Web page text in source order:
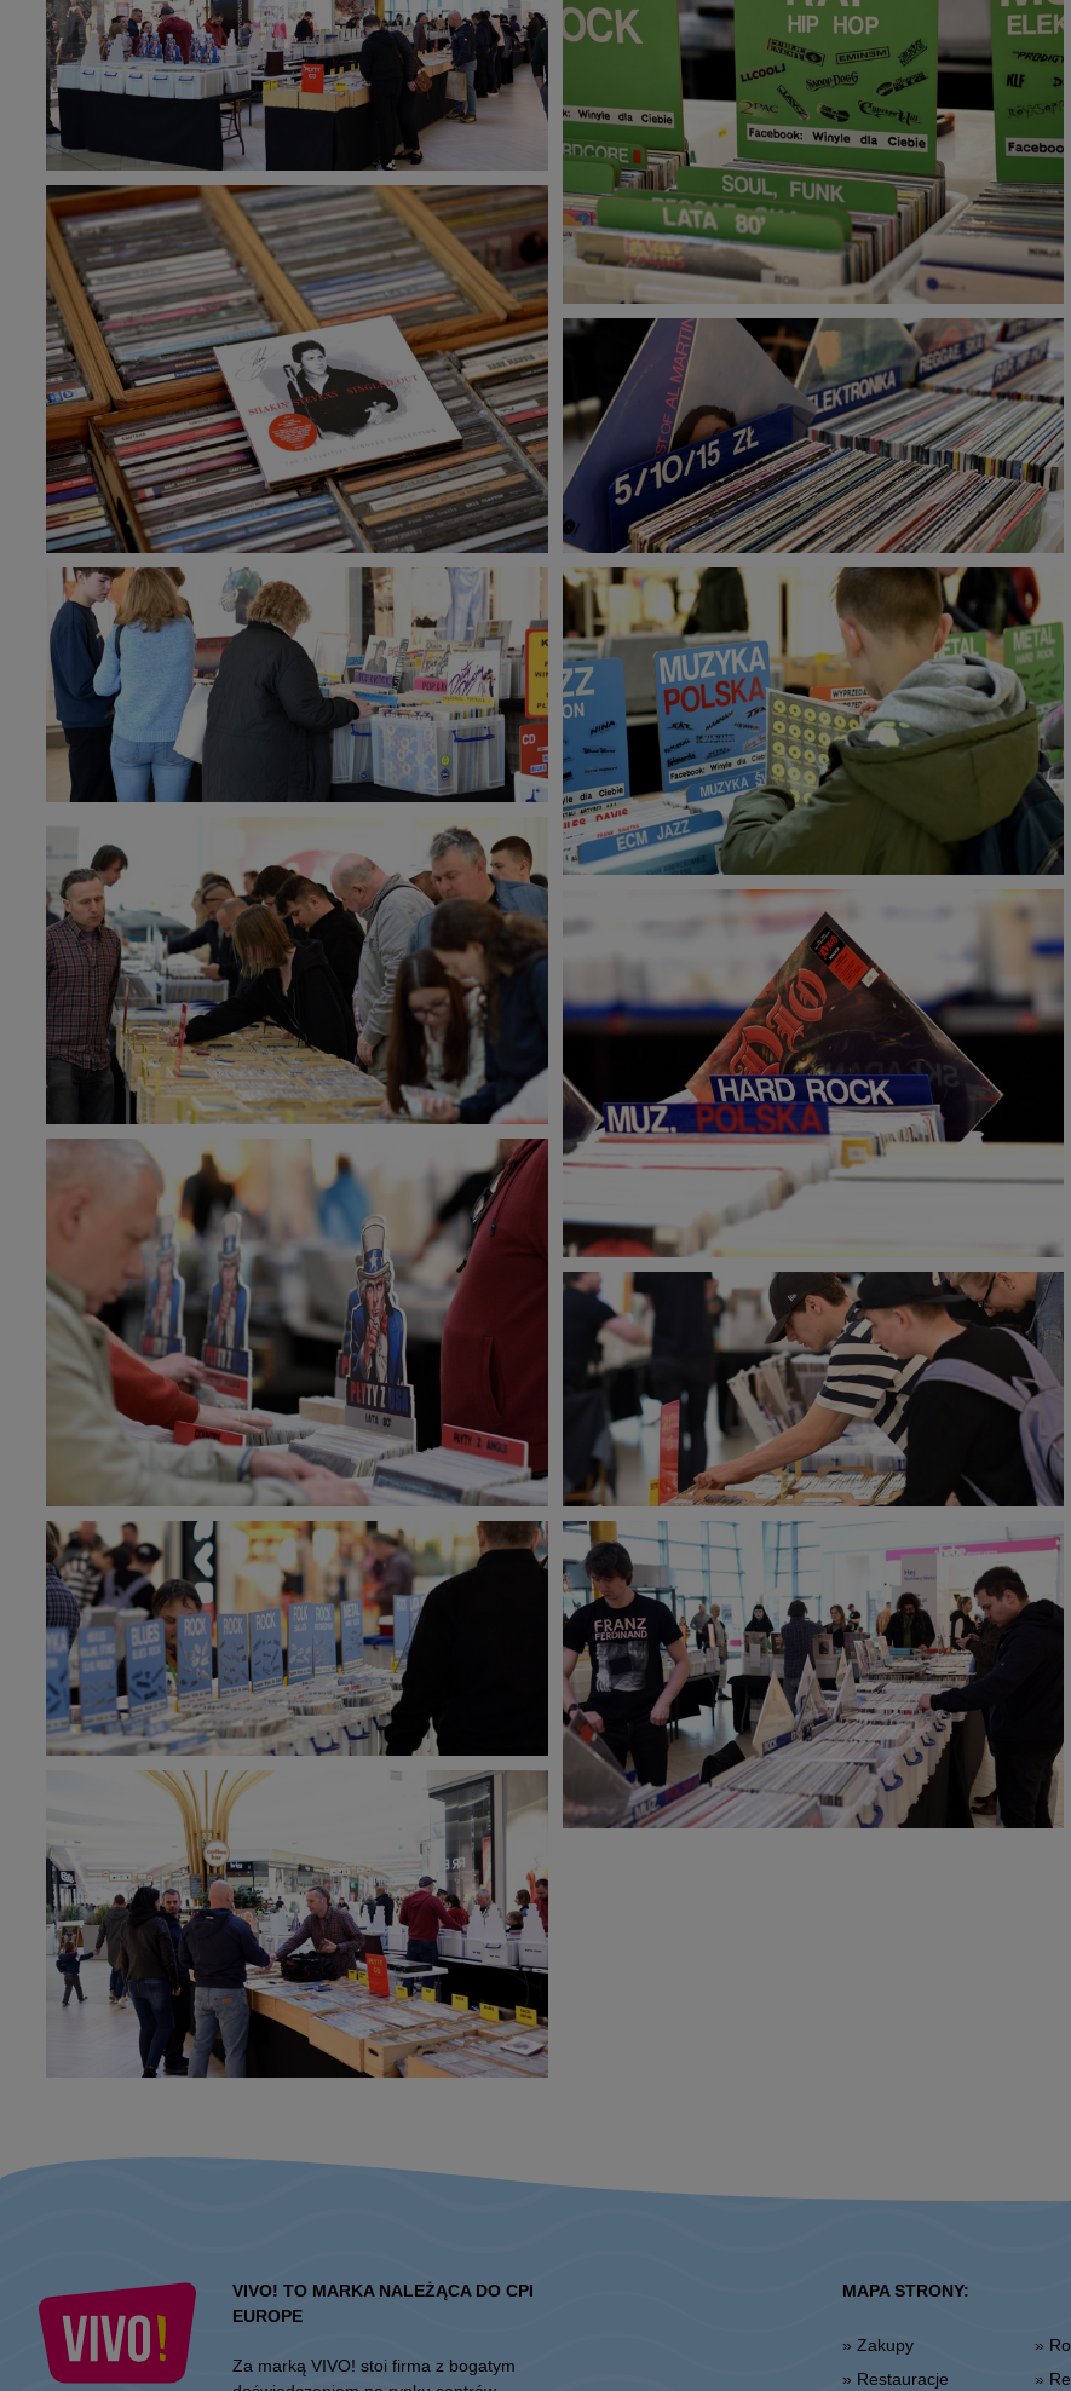
VIVO! TO MARKA NALEŻĄCA DO CPI
EUROPE
Za marką VIVO! stoi firma z bogatym
MAPA STRONY:
» Zakupy
» Restauracje
»
»